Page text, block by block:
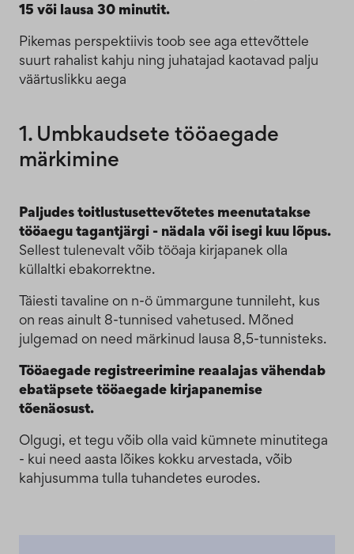
15 või lausa 30 minutit.
Pikemas perspektiivis toob see aga ettevõttele
suurt rahalist kahju ning juhatajad kaotavad palju
väärtuslikku aega
1. Umbkaudsete tööaegade
märkimine
Paljudes toitlustusettevõtetes meenutatakse
tööaegu tagantjärgi - nädala või isegi kuu lõpus.
Sellest tulenevalt võib tööaja kirjapanek olla
küllaltki ebakorrektne.
Täiesti tavaline on n-ö ümmargune tunnileht, kus
on reas ainult 8-tunnised vahetused. Mõned
julgemad on need märkinud lausa 8,5-tunnisteks.
Tööaegade registreerimine reaalajas vähendab
ebatäpsete tööaegade kirjapanemise
tõenäosust.
Olgugi, et tegu võib olla vaid kümnete minutitega
- kui need aasta lõikes kokku arvestada, võib
kahjusumma tulla tuhandetes eurodes.